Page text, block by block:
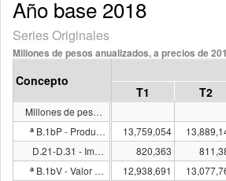
Año base 2018
Series Originales
Millones de pesos anualizados, a precios de
Concepto
T1
T2
Millones de pesos a precios de 2018
a B.1bP - Producto interno bruto
D.21-D.31 - Impuestos sobre los productos, netos
a B.1bV - Valor agregado bruto
13,759,054
820,363
12,938,691